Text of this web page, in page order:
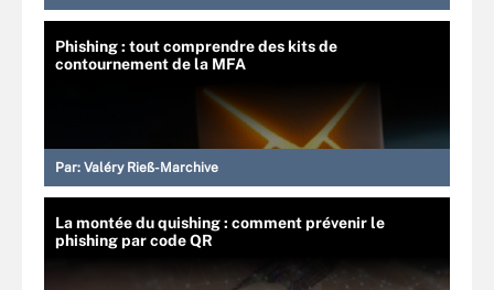
Phishing : tout comprendre des kits de
contournement de la MFA
Par: Valéry Rieß-Marchive
La montée du quishing : comment prévenir le
phishing par code QR